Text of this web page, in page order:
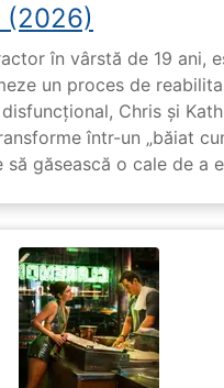
(2026)
în vârstă de 19 ani,
un proces de
Chris și
într-un „băiat
să găsească o cale de a